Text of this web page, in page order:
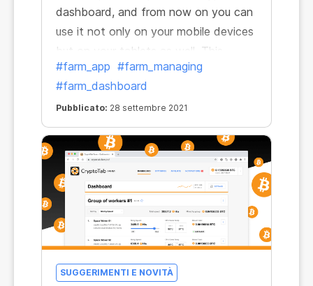
dashboard, and from now on you can
use it not only on your mobile devices
but on your tablets as well. This
means that managing your crypto
farm becomes more accessible to
you. Even if you don't have a phone
or computer at hand, you can still
work on increasing your profits.
#farm_app #farm_managing
#farm_dashboard
Pubblicato: 28 settembre 2021
SUGGERIMENTI E NOVITÀ